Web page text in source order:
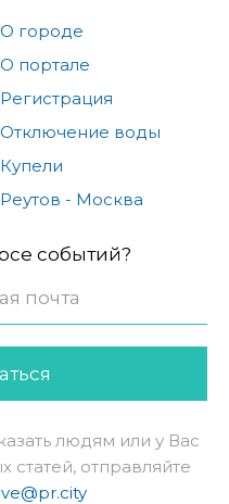
О городе
О портале
Регистрация
Отключение воды
Купели
Реутов - Москва
событий?
людям или у Вас
статей, отправляйте
ve@pr.city